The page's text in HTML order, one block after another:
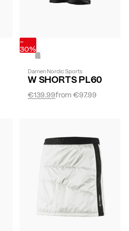
-
30%
Damen Nordic Sports
W SHORTS PL60
from€97.99
€139.99